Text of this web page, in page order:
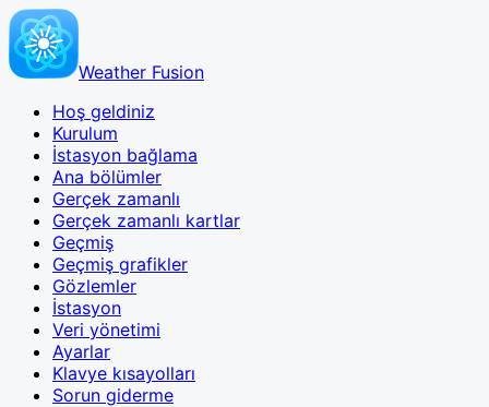
Weather Fusion
Hoş geldiniz
Kurulum
İstasyon bağlama
Ana bölümler
Gerçek zamanlı
Gerçek zamanlı kartlar
Geçmiş
Geçmiş grafikler
Gözlemler
İstasyon
Veri yönetimi
Ayarlar
Klavye kısayolları
Sorun giderme